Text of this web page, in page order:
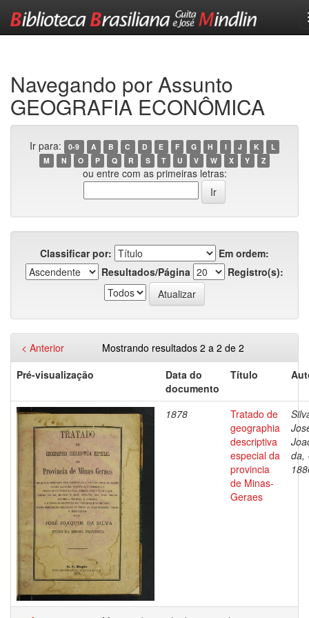
Navegando por Assunto
GEOGRAFIA ECONÔMICA
Ir para: 0-9 A B C D E F G H I J K
L
M
N O P Q R S T U V W X Y Z
ou entre com as primeiras letras:
Classificar por:
Em ordem:
Resultados/Página
Registro(s):
Mostrando resultados 2 a 2 de 2
< Anterior
Pré-visualização
Data do
documento
Título
1878
Tratado de
geographia
descriptiva
especial da
provincia
de Minas-
Geraes
da,